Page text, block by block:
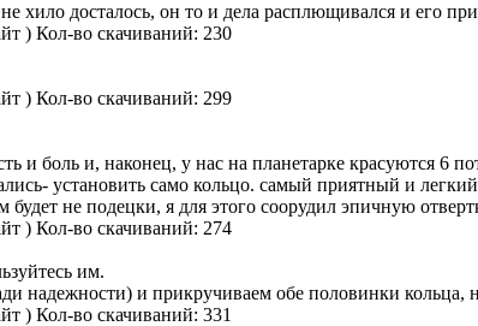
хило досталось, он то и дела расплющивался и его
) Кол-во скачиваний: 230
) Кол-во скачиваний: 299
и боль и, наконец, у нас на планетарке красуются 6
установить само кольцо. самый приятный и
будет не подецки, я для этого соорудил эпичную
) Кол-во скачиваний: 274
им.
надежности) и прикручиваем обе половинки кольца,
) Кол-во скачиваний: 331